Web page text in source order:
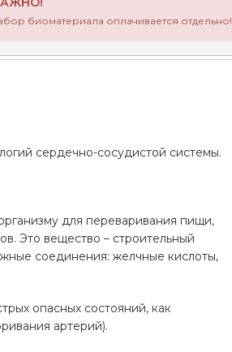
биоматериала оплачивается отдельно!
сердечно-сосудистой системы.
для переваривания пищи,
Это вещество – строительный
соединения: желчные кислоты,
опасных состояний, как
артерий).